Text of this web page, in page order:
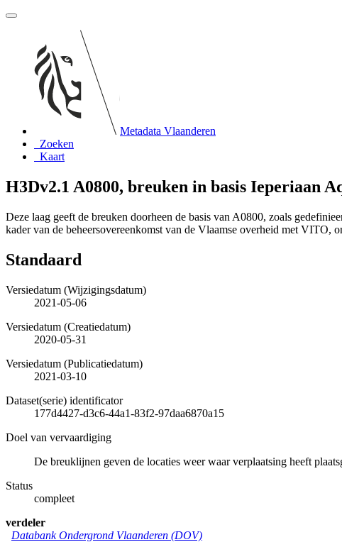
Metadata Vlaanderen
Zoeken
Kaart
H3Dv2.1 A0800, breuken in basis Ieperiaan
Deze laag geeft de breuken doorheen de basis van A0800, zoals
kader van de beheersovereenkomst van de Vlaamse overheid met
Standaard
Versiedatum (Wijzigingsdatum)
2021-05-06
Versiedatum (Creatiedatum)
2020-05-31
Versiedatum (Publicatiedatum)
2021-03-10
Dataset(serie) identificator
177d4427-d3c6-44a1-83f2-97daa6870a15
Doel van vervaardiging
De breuklijnen geven de locaties weer waar verplaatsing heeft
Status
compleet
verdeler
Databank Ondergrond Vlaanderen (DOV)